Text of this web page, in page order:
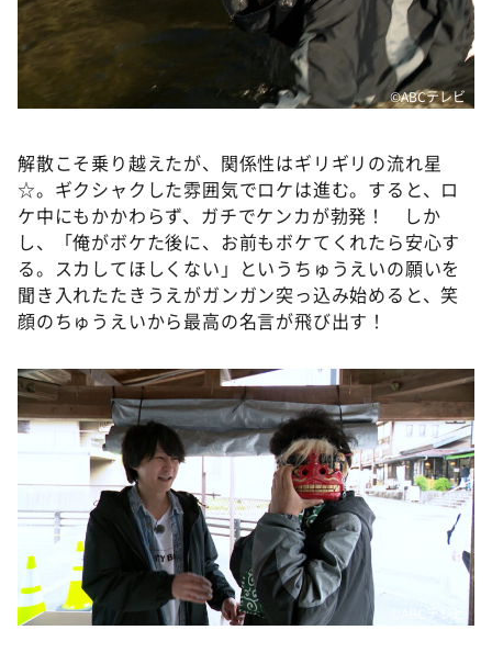
©️ABCテレビ
解散こそ乗り越えたが、関係性はギリギリの流れ星
☆。ギクシャクした雰囲気でロケは進む。すると、ロ
ケ中にもかかわらず、ガチでケンカが勃発！ しか
し、「俺がボケた後に、お前もボケてくれたら安心す
る。スカしてほしくない」というちゅうえいの願いを
聞き入れたたきうえがガンガン突っ込み始めると、笑
顔のちゅうえいから最高の名言が飛び出す！
©️ABCテレビ